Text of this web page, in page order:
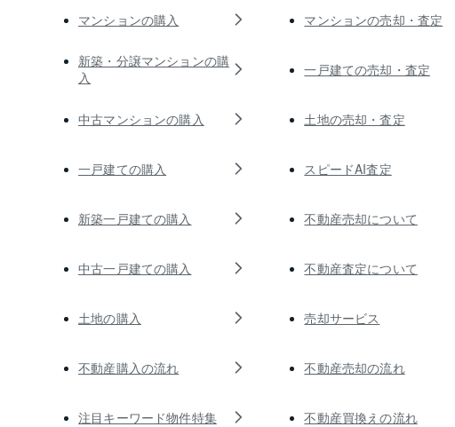
マンションの購入
新築・分譲マンションの購
入
中古マンションの購入
一戸建ての購入
新築一戸建ての購入
中古一戸建ての購入
土地の購入
不動産購入の流れ
注目キーワード物件特集
マンションの売却・査定
一戸建ての売却・査定
土地の売却・査定
スピードAI査定
不動産売却について
不動産査定について
売却サービス
不動産売却の流れ
不動産買換えの流れ